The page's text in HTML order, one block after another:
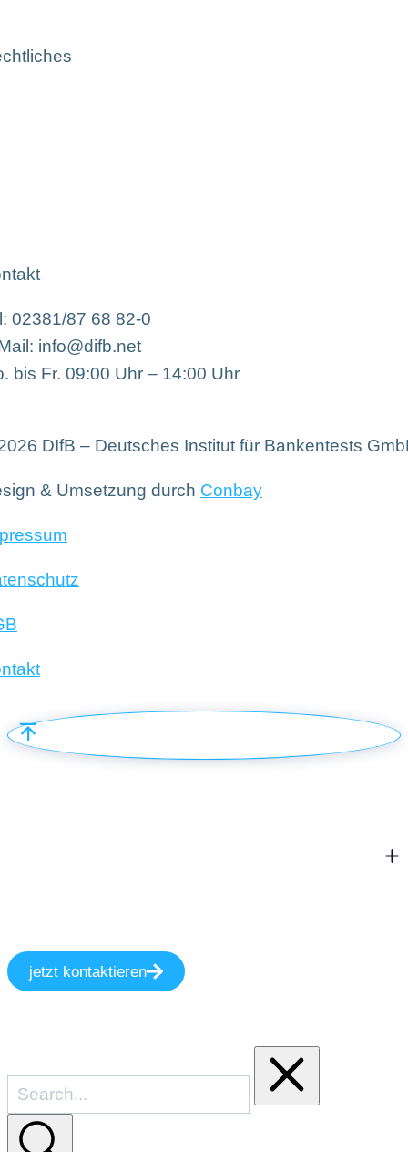
02381/87 68 82-0
info@difb.net
bis Fr. 09:00 Uhr – 14:00 Uhr
DIfB – Deutsches Institut für Bankentests
& Umsetzung durch Conbay
jetzt kontaktieren